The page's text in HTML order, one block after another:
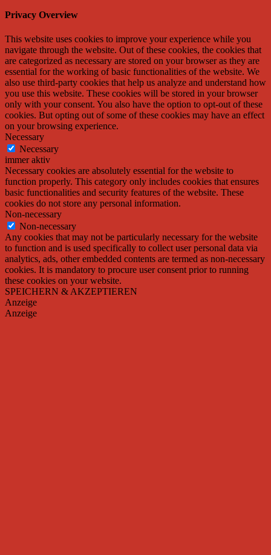
Privacy Overview
This website uses cookies to improve your experience while you
navigate through the website. Out of these cookies, the cookies that
are categorized as necessary are stored on your browser as they are
essential for the working of basic functionalities of the website. We
also use third-party cookies that help us analyze and understand how
you use this website. These cookies will be stored in your browser
only with your consent. You also have the option to opt-out of these
cookies. But opting out of some of these cookies may have an effect
on your browsing experience.
Necessary
Necessary
immer aktiv
Necessary cookies are absolutely essential for the website to
function properly. This category only includes cookies that ensures
basic functionalities and security features of the website. These
cookies do not store any personal information.
Non-necessary
Non-necessary
Any cookies that may not be particularly necessary for the website
to function and is used specifically to collect user personal data via
analytics, ads, other embedded contents are termed as non-necessary
cookies. It is mandatory to procure user consent prior to running
these cookies on your website.
SPEICHERN & AKZEPTIEREN
Anzeige
Anzeige